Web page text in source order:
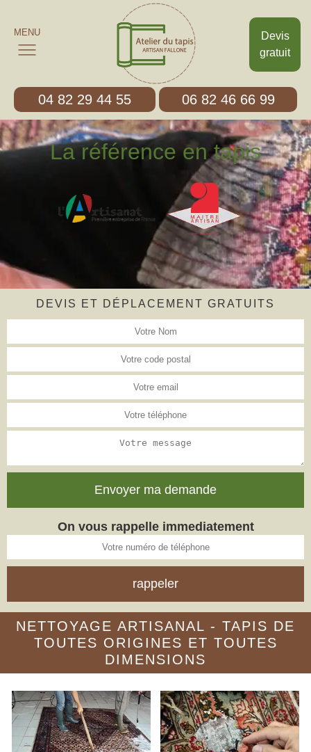
Devis
gratuit
MENU
04 82 29 44 55 06 82 46 66 99
La référence en tapis
DEVIS ET DÉPLACEMENT GRATUITS
On vous rappelle immediatement
NETTOYAGE ARTISANAL - TAPIS DE
TOUTES ORIGINES ET TOUTES
DIMENSIONS